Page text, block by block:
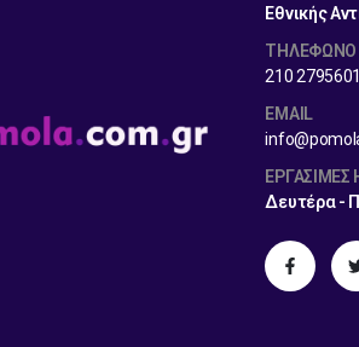
Εθνικής
ΤΗΛΕΦΩΝΟ
210 2795601
EMAIL
Δευτέρα -